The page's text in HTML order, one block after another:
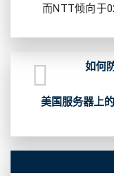
而NTT倾向于
如何
美国服务器上